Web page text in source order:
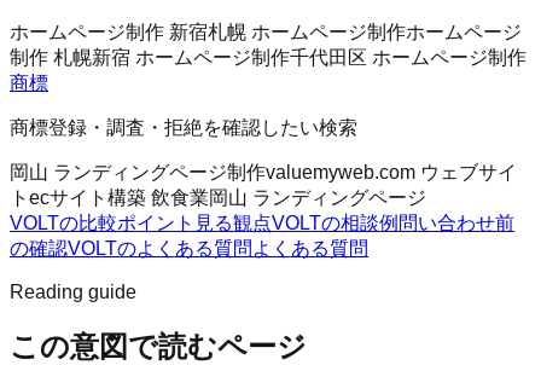
ホームページ制作 新宿札幌 ホームページ制作ホームページ
制作 札幌新宿 ホームページ制作千代田区 ホームページ制作
商標
商標登録・調査・拒絶を確認したい検索
岡山 ランディングページ制作valuemyweb.com ウェブサイ
ト ecサイト構築 飲食業岡山 ランディングページ
VOLTの比較ポイント 見る観点VOLTの相談例 問い合わせ前
の確認VOLTのよくある質問 よくある質問
Reading guide
この意図で読むページ